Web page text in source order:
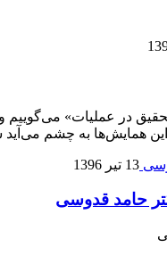
در عملیات» می‌گوییم
همایش‌ها به چشم
13 تیر 1396
حامد قدوسی